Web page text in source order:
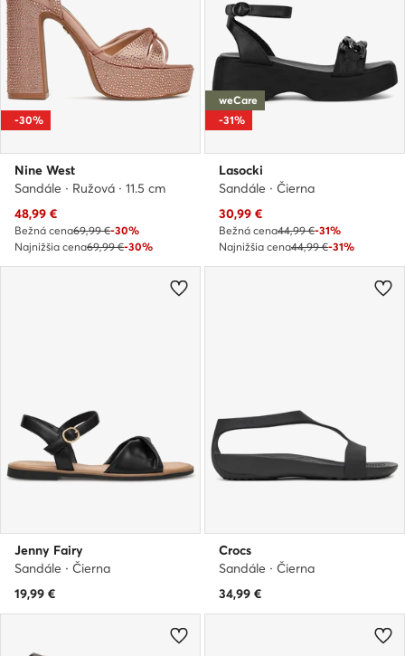
-30%
Nine West
Sandále · Ružová · 11.5 cm
Aktuálna cena
48,99 €
Bežná cena69,99 €-30%
Najnižšia cena69,99 €-30%
weCare
-31%
Lasocki
Sandále · Čierna
Aktuálna cena
30,99 €
Bežná cena44,99 €-31%
Najnižšia cena44,99 €-31%
Jenny Fairy
Sandále · Čierna
19,99 €
Crocs
Sandále · Čierna
34,99 €